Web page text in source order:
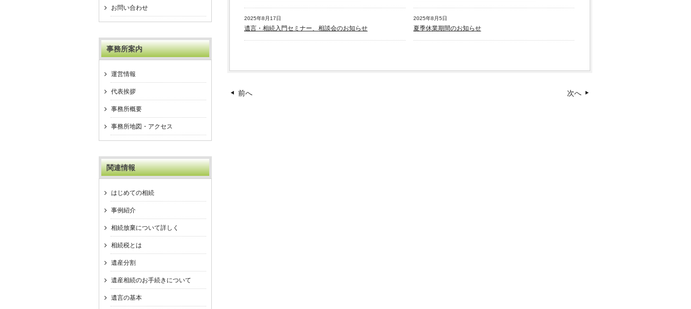
2025年8月17日
遺言・相続入門セミナー、相談会のお知らせ
2025年8月5日
夏季休業期間のお知らせ
前へ 次へ
お問い合わせ
事務所案内
運営情報
代表挨拶
事務所概要
事務所地図・アクセス
関連情報
はじめての相続
事例紹介
相続放棄について詳しく
相続税とは
遺産分割
遺産相続のお手続きについて
遺言の基本